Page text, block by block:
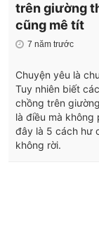
trên giường
cũng mê tít
7 năm trước
Chuyện yêu là
Tuy nhiên biết
chồng trên
là điều mà không
đây là 5 cách hư
không rời.